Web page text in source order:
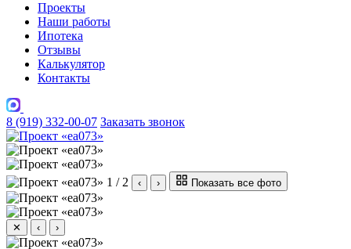
Проекты
Наши работы
Ипотека
Отзывы
Калькулятор
Контакты
8 (919) 332-00-07 Заказать звонок
1 / 2 ‹ › Показать все фото
✕ ‹ ›